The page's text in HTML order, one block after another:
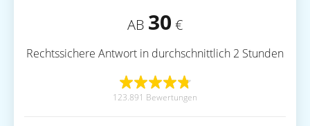
AB 30 €
Rechtssichere Antwort in durchschnittlich 2 Stunden
123.891 Bewertungen